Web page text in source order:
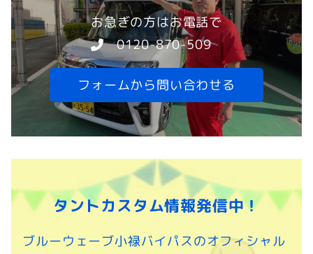
お急ぎの方はお電話で
0120-870-509
フォームから問い合わせる
タントカスタム情報発信中！
ブルーウェーブ小禄バイパスのオフィシャル